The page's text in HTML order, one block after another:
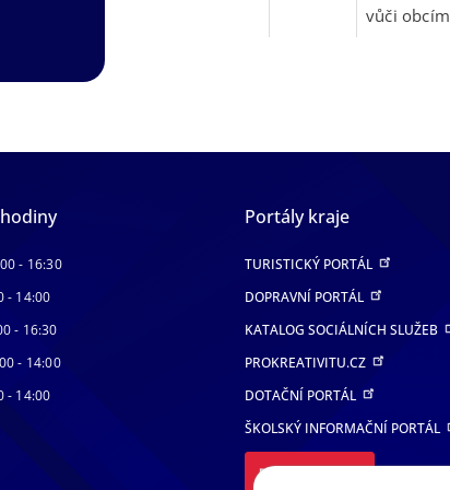
vůči obcím
- 16:30
- 14:00
- 16:30
- 14:00
- 14:00
Portály kraje
TURISTICKÝ PORTÁL
DOPRAVNÍ PORTÁL
KATALOG SOCIÁLNÍCH SLUŽEB
PROKREATIVITU.CZ
DOTAČNÍ PORTÁL
ŠKOLSKÝ INFORMAČNÍ PORTÁL
DALŠÍ PORTÁLY